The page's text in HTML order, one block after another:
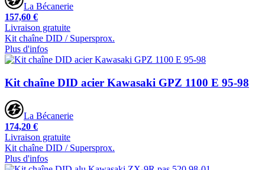
La Bécanerie
157,60 €
Livraison gratuite
Kit chaîne DID / Supersprox.
Plus d'infos
Kit chaîne DID acier Kawasaki GPZ 1100 E 95-98
La Bécanerie
174,20 €
Livraison gratuite
Kit chaîne DID / Supersprox.
Plus d'infos